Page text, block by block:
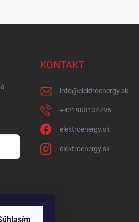
KONTAKT
info@elektroenergy.sk
+421908134795
elektroenergy.sk
elektroenergy.sk